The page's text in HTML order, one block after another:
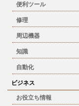
便利ツール
修理
周辺機器
知識
自動化
ビジネス
お役立ち情報